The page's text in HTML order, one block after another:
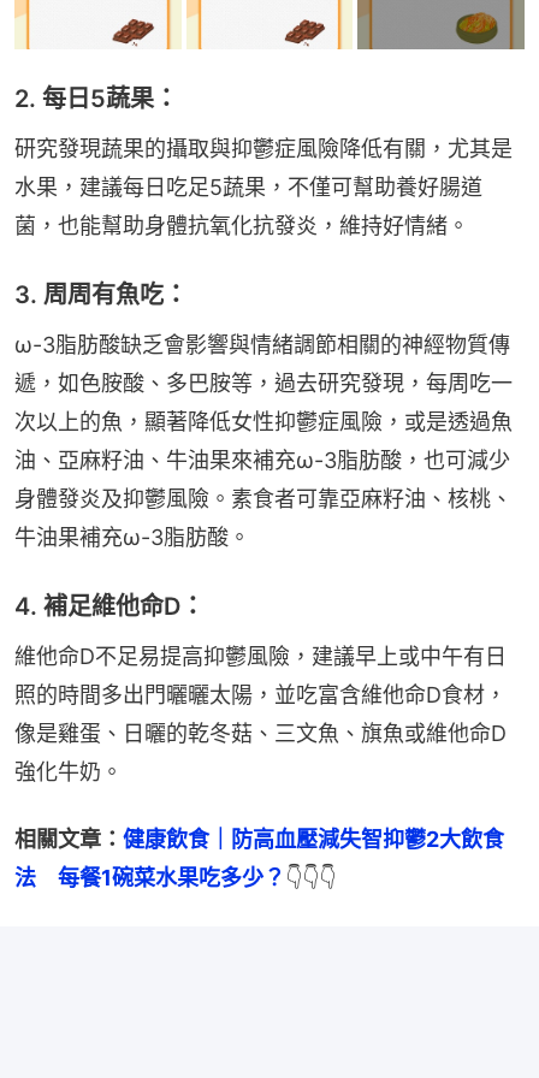
2. 每日5蔬果：
研究發現蔬果的攝取與抑鬱症風險降低有關，尤其是
水果，建議每日吃足5蔬果，不僅可幫助養好腸道
菌，也能幫助身體抗氧化抗發炎，維持好情緒。
3. 周周有魚吃：
ω-3脂肪酸缺乏會影響與情緒調節相關的神經物質傳
遞，如色胺酸、多巴胺等，過去研究發現，每周吃一
次以上的魚，顯著降低女性抑鬱症風險，或是透過魚
油、亞麻籽油、牛油果來補充ω-3脂肪酸，也可減少
身體發炎及抑鬱風險。素食者可靠亞麻籽油、核桃、
牛油果補充ω-3脂肪酸。
4. 補足維他命D：
維他命D不足易提高抑鬱風險，建議早上或中午有日
照的時間多出門曬曬太陽，並吃富含維他命D食材，
像是雞蛋、日曬的乾冬菇、三文魚、旗魚或維他命D
強化牛奶。
相關文章： 健康飲食｜防高血壓減失智抑鬱2大飲食
法　每餐1碗菜水果吃多少？ 👇👇👇